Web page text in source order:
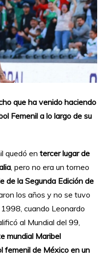
que ha venido haciendo
Femenil a lo largo de su
quedó en tercer lugar de
, pero no era un torneo
de la Segunda Edición de
los años y no se tuvo
cuando Leonardo
al Mundial del 99,
mundial Maribel
femenil de México en un